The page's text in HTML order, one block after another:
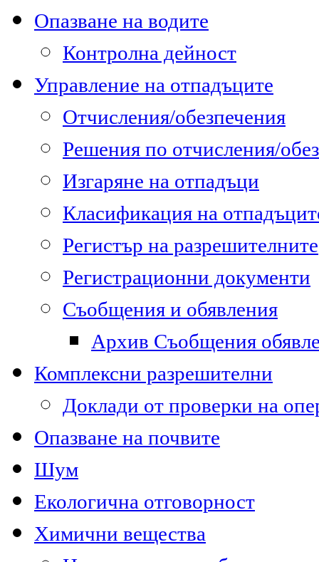
Опазване на водите
Контролна дейност
Управление на отпадъците
Отчисления/обезпечения
Решения по отчисления/
Изгаряне на отпадъци
Класификация на
Регистър на разрешителните
Регистрационни документи
Съобщения и обявления
Архив Съобщения
Комплексни разрешителни
Доклади от проверки на
Опазване на почвите
Шум
Екологична отговорност
Химични вещества